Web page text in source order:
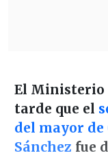
El Ministerio
tarde que el
del mayor
Sánchez fue